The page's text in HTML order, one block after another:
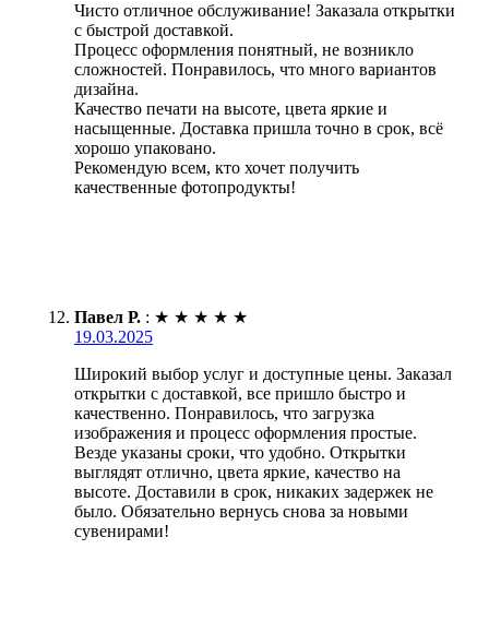
Чисто отличное обслуживание! Заказала открытки
с быстрой доставкой.
Процесс оформления понятный, не возникло
сложностей. Понравилось, что много вариантов
дизайна.
Качество печати на высоте, цвета яркие и
насыщенные. Доставка пришла точно в срок, всё
хорошо упаковано.
Рекомендую всем, кто хочет получить
качественные фотопродукты!
Павел Р. : ★ ★ ★ ★ ★
19.03.2025
Широкий выбор услуг и доступные цены. Заказал
открытки с доставкой, все пришло быстро и
качественно. Понравилось, что загрузка
изображения и процесс оформления простые.
Везде указаны сроки, что удобно. Открытки
выглядят отлично, цвета яркие, качество на
высоте. Доставили в срок, никаких задержек не
было. Обязательно вернусь снова за новыми
сувенирами!